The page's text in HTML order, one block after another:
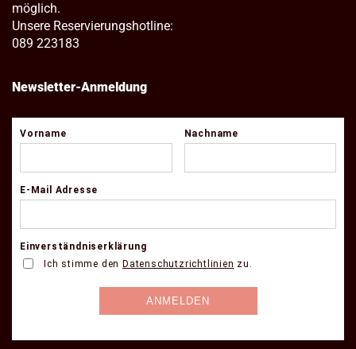
möglich.
Unsere Reservierungshotline:
089 223183
Newsletter-Anmeldung